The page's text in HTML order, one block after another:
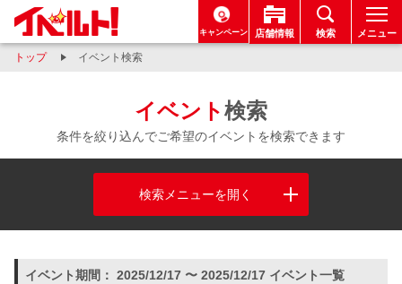
キャンペーン 店舗情報 検索 メニュー
トップ イベント検索
イベント検索
条件を絞り込んでご希望のイベントを検索できます
検索メニューを開く
イベント期間： 2025/12/17 〜 2025/12/17 イベント一覧